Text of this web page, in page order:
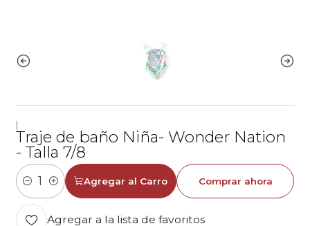
Traje de baño Niña- Wonder Nation
- Talla 7/8
Cantidad
Agregar al Carro Comprar ahora
Agregar a la lista de favoritos